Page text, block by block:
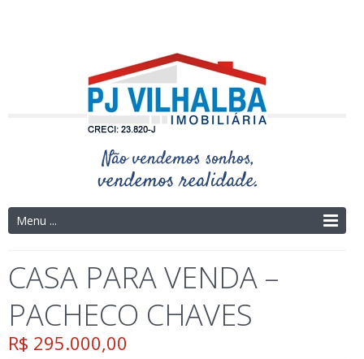
Menu ...
CASA PARA VENDA –
PACHECO CHAVES
R$ 295.000,00